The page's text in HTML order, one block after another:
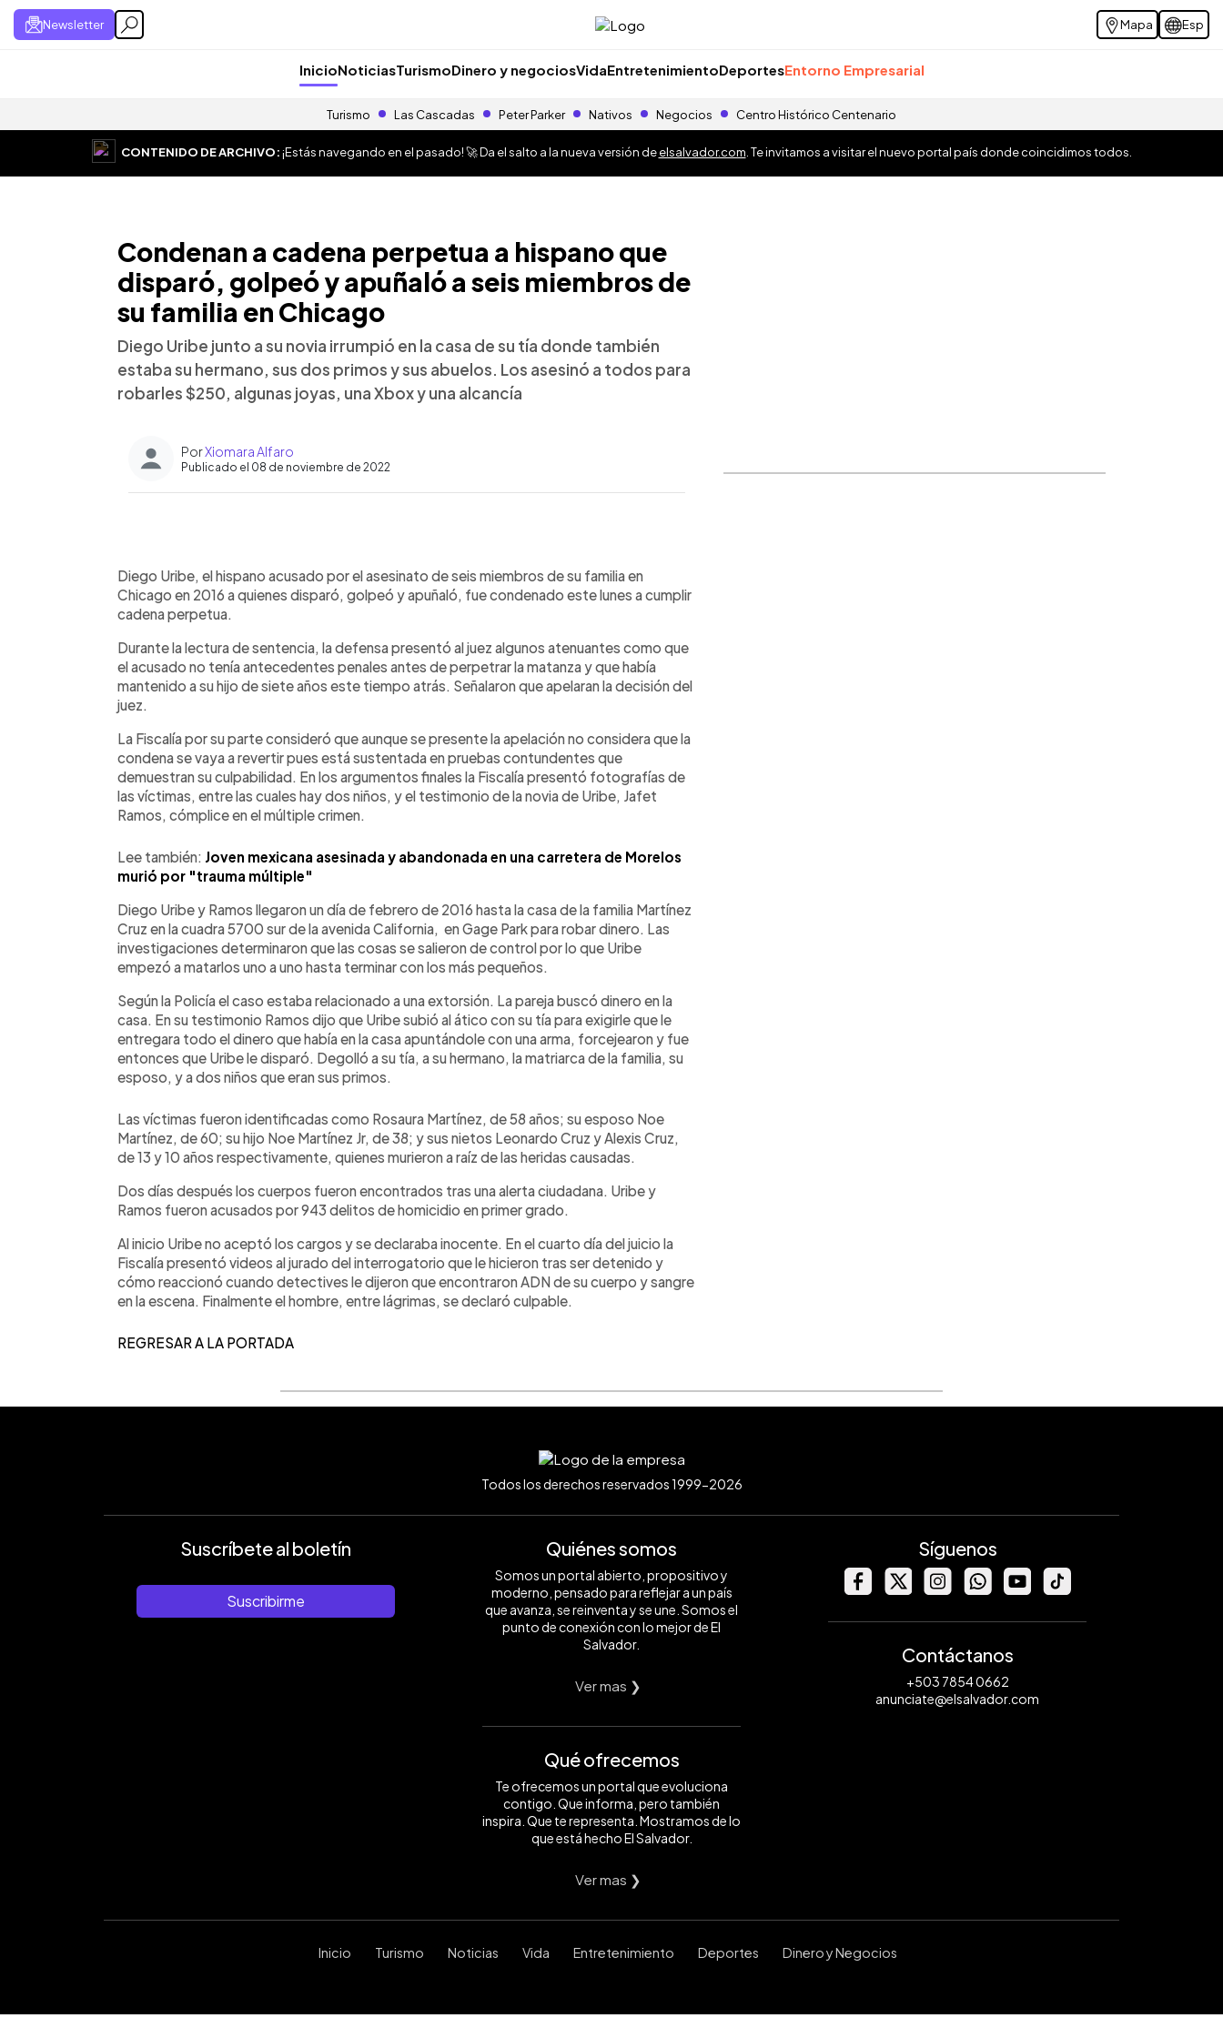
Newsletter Mapa Esp
InicioNoticiasTurismoDinero y negociosVidaEntretenimientoDeportesEntorno Empresarial
Turismo Las Cascadas Peter Parker Nativos Negocios Centro Histórico Centenario
CONTENIDO DE ARCHIVO:¡Estás navegando en el pasado! 🚀 Da el salto a la nueva versión deelsalvador.com . Te invitamos a visitar el nuevo portal país donde coincidimos todos.
Condenan a cadena perpetua a hispano que
disparó, golpeó y apuñaló a seis miembros de
su familia en Chicago
Diego Uribe junto a su novia irrumpió en la casa de su tía donde también
estaba su hermano, sus dos primos y sus abuelos. Los asesinó a todos para
robarles $250, algunas joyas, una Xbox y una alcancía
PorXiomara Alfaro
Publicado el 08 de noviembre de 2022
► Escuchar artículo
Diego Uribe, el hispano acusado por el asesinato de seis miembros de su familia en
Chicago en 2016 a quienes disparó, golpeó y apuñaló, fue condenado este lunes a cumplir
cadena perpetua.
Durante la lectura de sentencia, la defensa presentó al juez algunos atenuantes como que
el acusado no tenía antecedentes penales antes de perpetrar la matanza y que había
mantenido a su hijo de siete años este tiempo atrás. Señalaron que apelaran la decisión del
juez.
La Fiscalía por su parte consideró que aunque se presente la apelación no considera que la
condena se vaya a revertir pues está sustentada en pruebas contundentes que
demuestran su culpabilidad. En los argumentos finales la Fiscalía presentó fotografías de
las víctimas, entre las cuales hay dos niños, y el testimonio de la novia de Uribe, Jafet
Ramos, cómplice en el múltiple crimen.
Lee también: Joven mexicana asesinada y abandonada en una carretera de Morelos
murió por "trauma múltiple"
Diego Uribe y Ramos llegaron un día de febrero de 2016 hasta la casa de la familia Martínez
Cruz en la cuadra 5700 sur de la avenida California, en Gage Park para robar dinero. Las
investigaciones determinaron que las cosas se salieron de control por lo que Uribe
empezó a matarlos uno a uno hasta terminar con los más pequeños.
Según la Policía el caso estaba relacionado a una extorsión. La pareja buscó dinero en la
casa. En su testimonio Ramos dijo que Uribe subió al ático con su tía para exigirle que le
entregara todo el dinero que había en la casa apuntándole con una arma, forcejearon y fue
entonces que Uribe le disparó. Degolló a su tía, a su hermano, la matriarca de la familia, su
esposo, y a dos niños que eran sus primos.
Las víctimas fueron identificadas como Rosaura Martínez, de 58 años; su esposo Noe
Martínez, de 60; su hijo Noe Martínez Jr, de 38; y sus nietos Leonardo Cruz y Alexis Cruz,
de 13 y 10 años respectivamente, quienes murieron a raíz de las heridas causadas.
Dos días después los cuerpos fueron encontrados tras una alerta ciudadana. Uribe y
Ramos fueron acusados por 943 delitos de homicidio en primer grado.
Al inicio Uribe no aceptó los cargos y se declaraba inocente. En el cuarto día del juicio la
Fiscalía presentó videos al jurado del interrogatorio que le hicieron tras ser detenido y
cómo reaccionó cuando detectives le dijeron que encontraron ADN de su cuerpo y sangre
en la escena. Finalmente el hombre, entre lágrimas, se declaró culpable.
REGRESAR A LA PORTADA
Todos los derechos reservados 1999-2026
Suscríbete al boletín
Suscribirme
Quiénes somos
Somos un portal abierto, propositivo y
moderno, pensado para reflejar a un país
que avanza, se reinventa y se une. Somos el
punto de conexión con lo mejor de El
Salvador.
Ver mas ❯
Qué ofrecemos
Te ofrecemos un portal que evoluciona
contigo. Que informa, pero también
inspira. Que te representa. Mostramos de lo
que está hecho El Salvador.
Ver mas ❯
Síguenos
Contáctanos
+503 7854 0662
anunciate@elsalvador.com
Inicio Turismo Noticias Vida Entretenimiento Deportes Dinero y Negocios